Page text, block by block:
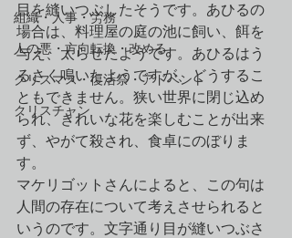
組織・人事・労務
人の悪・方向転換・改める
クリスマス・復活祭・アドベント
クリスチャン
目を縫いつぶしたそうです。あひるの
場合は、料理屋の庭の池に飼い、餌を
与え、太らせたようです。あひるはう
るさく鳴いたようですが、どうするこ
ともできません。狭い世界に閉じ込め
られ、きれいな花を楽しむことが出来
ず、やがて殺され、食卓にのぼりま
す。
マケリゴットさんによると、この句は
人間の存在について考えさせられると
いうのです。文字通り目が縫いつぶさ